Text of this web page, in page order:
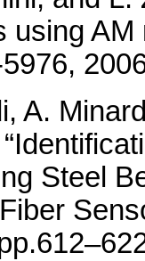
using
A.
Steel